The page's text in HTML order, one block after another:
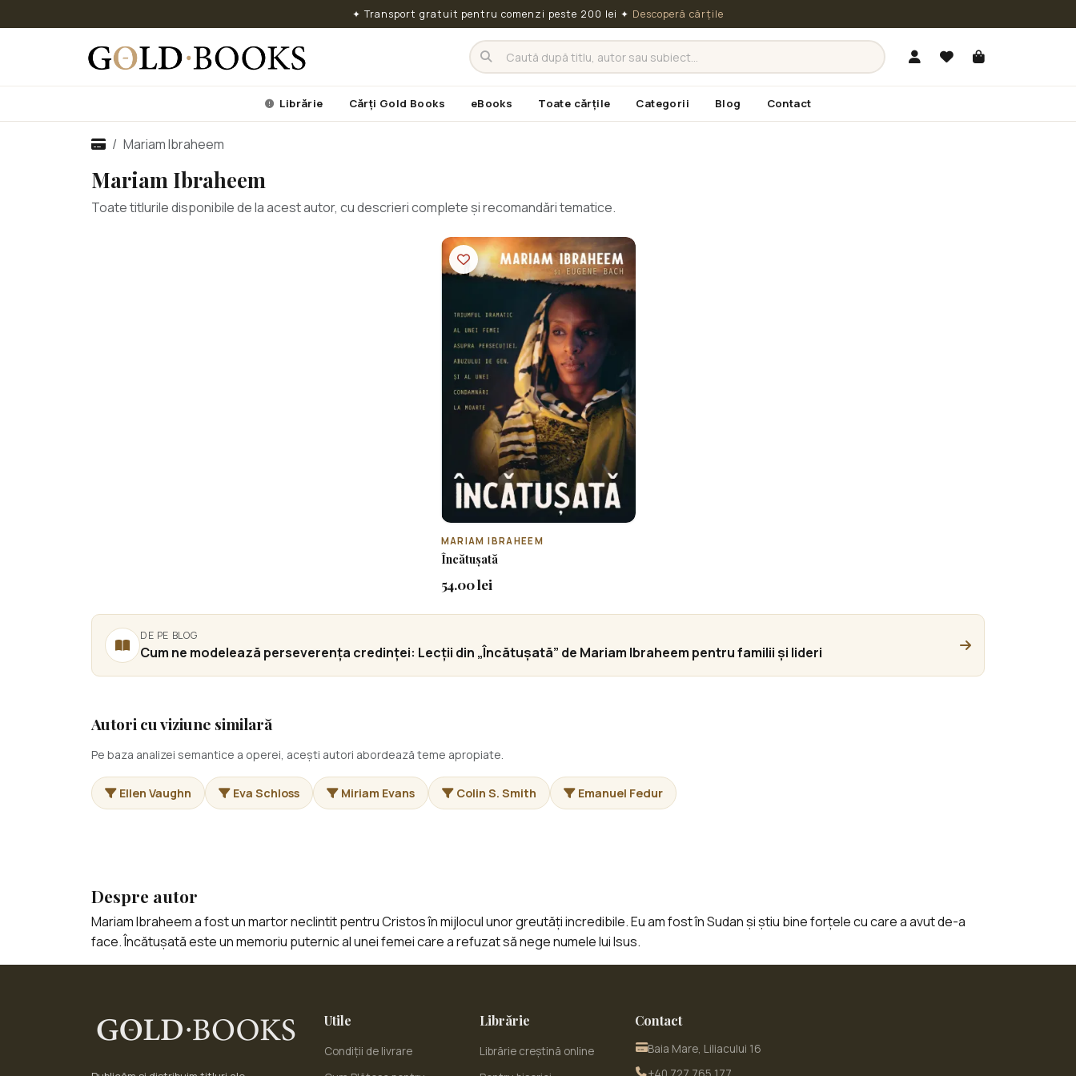
✦ Transport gratuit pentru comenzi peste 200 lei ✦ Descoperă cărțile
Librărie Cărți Gold Books eBooks Toate cărțile Categorii Blog Contact
Mariam Ibraheem
Mariam Ibraheem
Toate titlurile disponibile de la acest autor, cu descrieri complete și recomandări tematice.
MARIAM IBRAHEEM
Încătușată
54.00 lei
DE PE BLOG
Cum ne modelează perseverența credinței: Lecții din „Încătușată” de Mariam Ibraheem pentru familii și lideri
Autori cu viziune similară
Pe baza analizei semantice a operei, acești autori abordează teme apropiate.
Ellen Vaughn Eva Schloss Miriam Evans Colin S. Smith Emanuel Fedur
Despre autor
Mariam Ibraheem a fost un martor neclintit pentru Cristos în mijlocul unor greutăți incredibile. Eu am fost în Sudan și știu bine forțele cu care a avut de-a
face. Încătușată este un memoriu puternic al unei femei care a refuzat să nege numele lui Isus.
Utile
Condiții de livrare
Librărie
Librărie creștină online
Contact
Baia Mare, Liliacului 16